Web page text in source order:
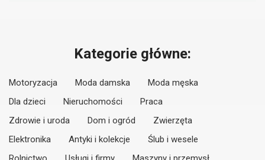
Kategorie główne:
Motoryzacja Moda damska
Moda męska
Dla dzieci
Nieruchomości
Praca
Zdrowie i uroda
Dom i ogród
Zwierzęta
Elektronika
Antyki i kolekcje
Ślub i wesele